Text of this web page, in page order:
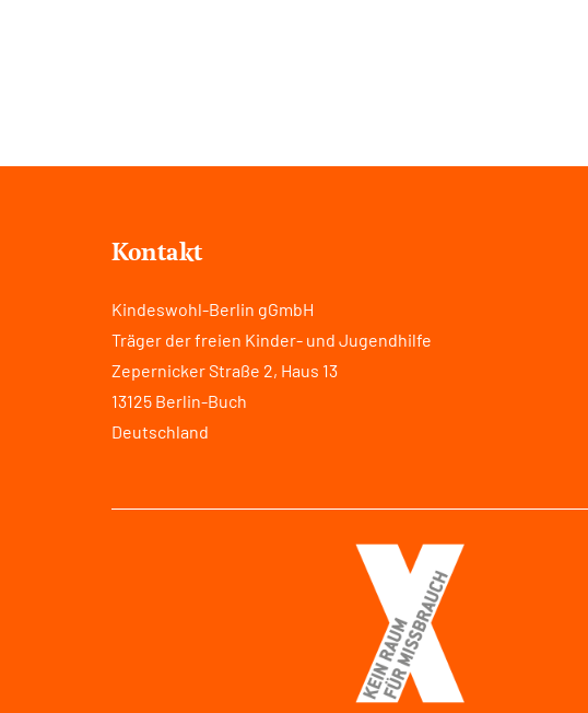
Kontakt
Kindeswohl-Berlin gGmbH
Träger der freien Kinder- und Jugendhilfe
Zepernicker Straße 2, Haus 13
13125 Berlin-Buch
Deutschland